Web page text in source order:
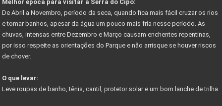
GUIA DE TRILHAS SERRA DO CIPÓ
CIPÓ CLASSIC FESTIVAL - COPA DAS CONFEDERAÇÕES
Começa em junho festival de outono serra do cipó
NOVO ACESSO À SERRA DO CIPÓ
Melhor época para visitar a Serra do Cipó:
De Abril a Novembro, período da seca, quando fica mais fácil cruzar os rios
e tomar banhos, apesar da água um pouco mais fria nesse período. As
chuvas, intensas entre Dezembro e Março causam enchentes repentinas,
por isso respeite as orientações do Parque e não arrisque se houver riscos
de chover.
O que levar:
Leve roupas de banho, tênis, cantil, protetor solar e um bom lanche de trilha